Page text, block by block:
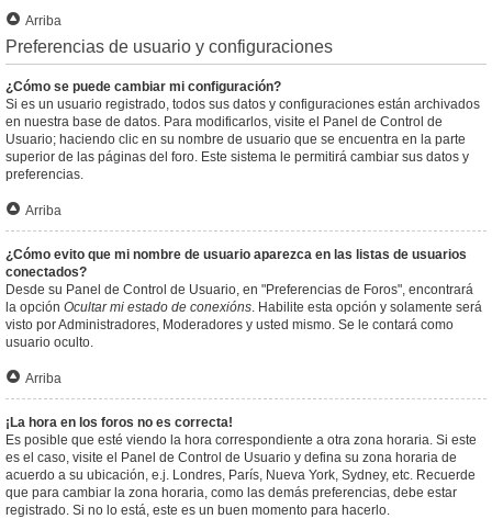
Arriba
Preferencias de usuario y configuraciones
¿Cómo se puede cambiar mi configuración?
Si es un usuario registrado, todos sus datos y configuraciones están archivados
en nuestra base de datos. Para modificarlos, visite el Panel de Control de
Usuario; haciendo clic en su nombre de usuario que se encuentra en la parte
superior de las páginas del foro. Este sistema le permitirá cambiar sus datos y
preferencias.
Arriba
¿Cómo evito que mi nombre de usuario aparezca en las listas de usuarios
conectados?
Desde su Panel de Control de Usuario, en "Preferencias de Foros", encontrará
la opción Ocultar mi estado de conexións. Habilite esta opción y solamente será
visto por Administradores, Moderadores y usted mismo. Se le contará como
usuario oculto.
Arriba
¡La hora en los foros no es correcta!
Es posible que esté viendo la hora correspondiente a otra zona horaria. Si este
es el caso, visite el Panel de Control de Usuario y defina su zona horaria de
acuerdo a su ubicación, e.j. Londres, París, Nueva York, Sydney, etc. Recuerde
que para cambiar la zona horaria, como las demás preferencias, debe estar
registrado. Si no lo está, este es un buen momento para hacerlo.